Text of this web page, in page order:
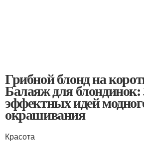
Грибной блонд на
Балаяж для блондинок:
эффектных идей
окрашивания
Красота